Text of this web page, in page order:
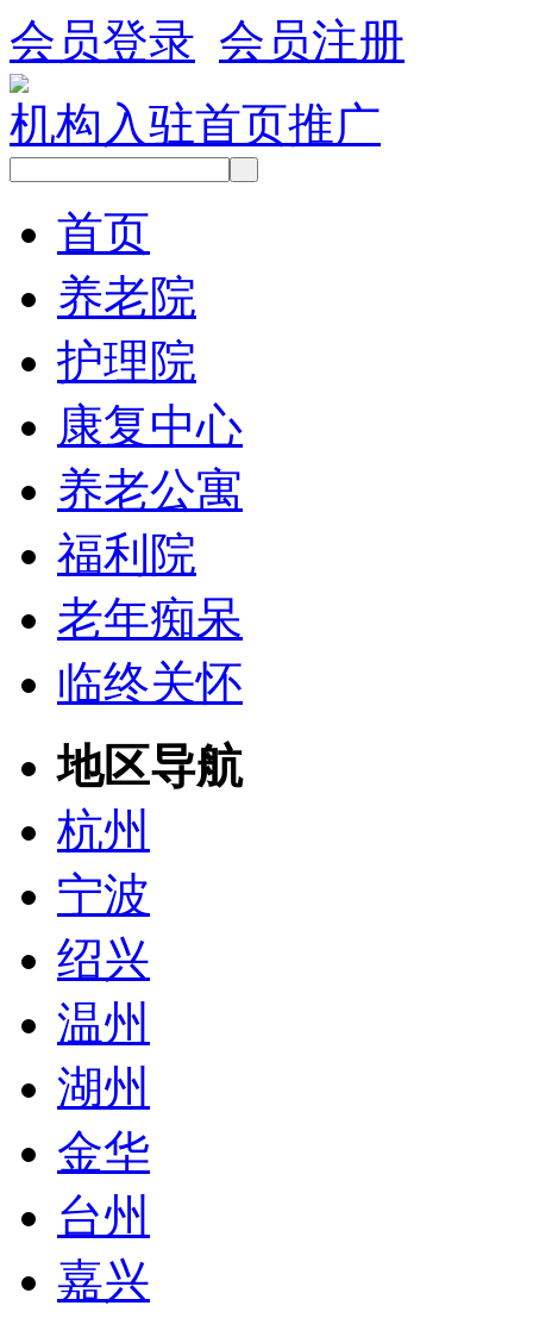
会员登录 会员注册
机构入驻首页推广
首页
养老院
护理院
康复中心
养老公寓
福利院
老年痴呆
临终关怀
地区导航
杭州
宁波
绍兴
温州
湖州
金华
台州
嘉兴